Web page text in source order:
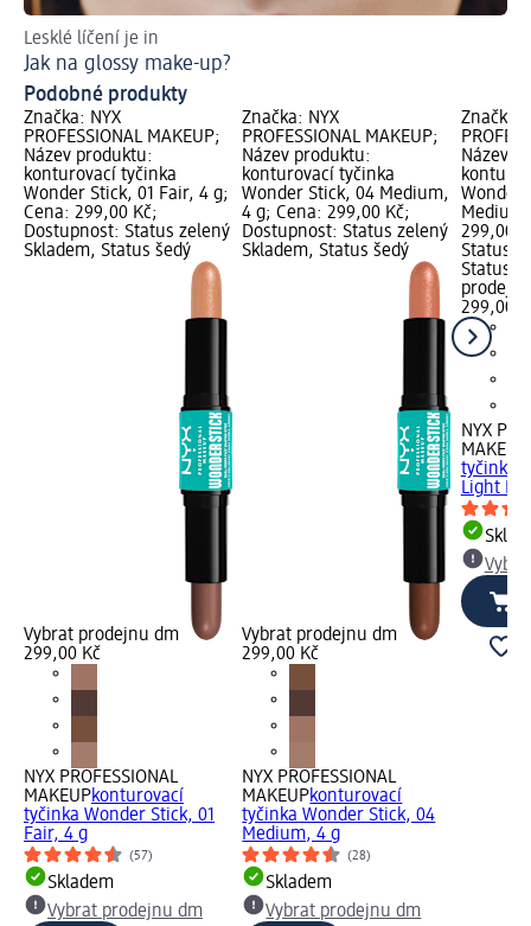
Lesklé líčení je in
Jak na glossy make-up?
Podobné produkty
Značka: NYX
PROFESSIONAL MAKEUP;
Název produktu:
konturovací tyčinka
Wonder Stick, 01 Fair, 4 g;
Cena: 299,00 Kč;
Dostupnost: Status zelený
Skladem, Status šedý
Vybrat prodejnu dm
299,00 Kč
NYX PROFESSIONAL
MAKEUPkonturovací
tyčinka Wonder Stick, 01
Fair, 4 g
(57)
Skladem
Vybrat prodejnu dm
Značka: NYX
PROFESSIONAL MAKEUP;
Název produktu:
konturovací tyčinka
Wonder Stick, 04 Medium,
4 g; Cena: 299,00 Kč;
Dostupnost: Status zelený
Skladem, Status šedý
Vybrat prodejnu dm
299,00 Kč
NYX PROFESSIONAL
MAKEUPkonturovací
tyčinka Wonder Stick, 04
Medium, 4 g
(28)
Skladem
Vybrat prodejnu dm
Značka:
Název
Wonder
299,00
Status
Status
299,00
NYX
MAKEUP
tyčinka
Light